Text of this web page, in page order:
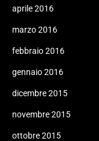
aprile 2016
marzo 2016
febbraio 2016
gennaio 2016
dicembre 2015
novembre 2015
ottobre 2015